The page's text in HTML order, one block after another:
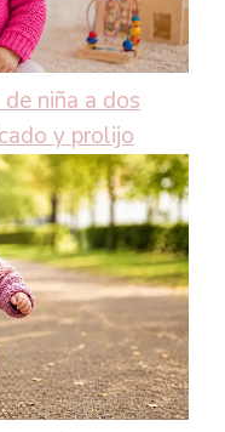
niña a dos
y prolijo